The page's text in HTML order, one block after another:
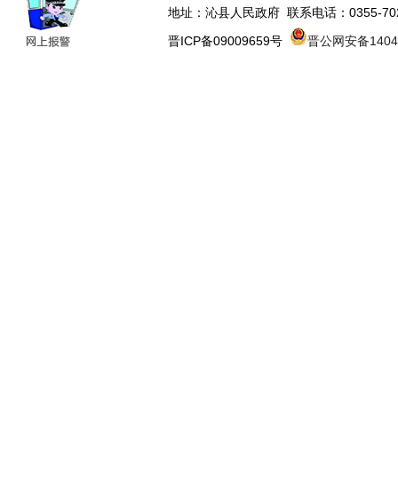
地址：沁县人民政府 联系电话：0355-
晋ICP备09009659号
晋公网安备